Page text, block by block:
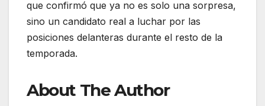
que confirmó que ya no es solo una sorpresa,
sino un candidato real a luchar por las
posiciones delanteras durante el resto de la
temporada.
About The Author